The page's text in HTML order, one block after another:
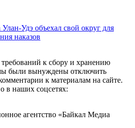
Улан-Удэ объехал свой округ для
наказов
к сбору и хранению
были вынуждены отключить
к материалам на сайте.
в наших соцсетях:
агентство «Байкал Медиа